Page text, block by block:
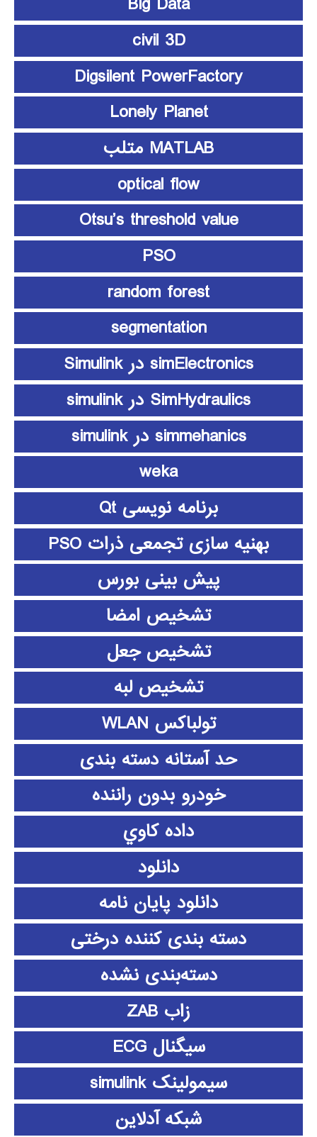
civil 3D
Digsilent PowerFactory
Lonely Planet
MATLAB متلب
optical flow
Otsu’s threshold value
PSO
random forest
segmentation
simElectronics در Simulink
SimHydraulics در simulink
simmehanics در simulink
weka
برنامه نویسی Qt
بهنیه سازی تجمعی ذرات PSO
پیش بینی بورس
تشخیص امضا
تشخیص جعل
تشخیص لبه
تولباکس WLAN
حد آستانه دسته بندی
خودرو بدون راننده
داده كاوي
دانلود
دانلود پايان نامه
دسته بندی کننده درختی
دسته‌بندی نشده
زاب ZAB
سیگنال ECG
سیمولینک simulink
شبکه آدلاین